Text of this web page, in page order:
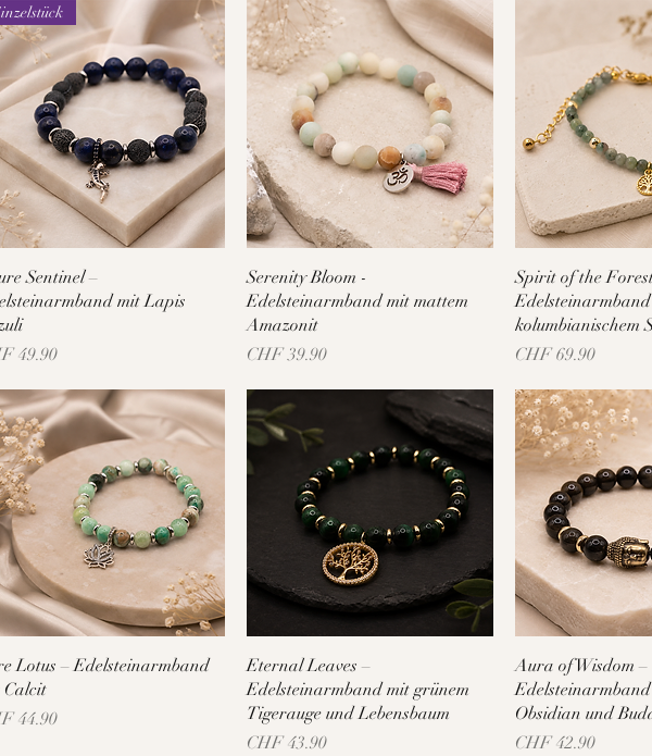
Schnellansicht
Sentinel –
mit Lapis
49.90
Schnellansicht
Serenity Bloom -
Edelsteinarmband mit mattem
Amazonit
Preis
CHF 39.90
Spirit of the
kolumbianischem
Preis
CHF 69.90
Schnellansicht
Lotus – Edelsteinarmband
Calcit
44.90
Schnellansicht
Eternal Leaves –
Edelsteinarmband mit grünem
Tigerauge und Lebensbaum
Preis
CHF 43.90
Aura of Wisdom –
Obsidian und
Preis
CHF 42.90